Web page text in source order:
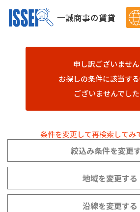
一誠商事の賃貸
申し訳ございません
お探しの条件に該当す
ございませんでした
条件を変更して再検索してみ
絞込み条件を変更
地域を変更する
沿線を変更する